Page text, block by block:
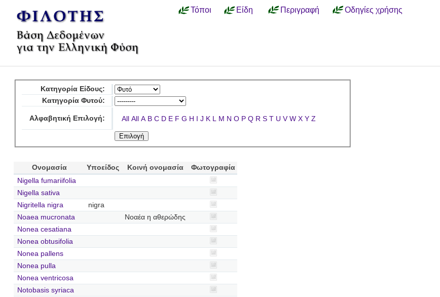
Τόποι Είδη Περιγραφή Οδηγίες χρήσης
Κατηγορία Είδους:
Κατηγορία Φυτού:
Αλφαβητική Επιλογή: All All A B C D E F G H I J K L M N O P Q R S T U V W X Y Z
Ονομασία Υποείδος Κοινή ονομασία
Φωτογραφία
Nigella fumariifolia
Nigella sativa
Nigritella nigra
nigra
Noaea mucronata
Νοαέα η αθερώδης
Nonea cesatiana
Nonea obtusifolia
Nonea pallens
Nonea pulla
Nonea ventricosa
Notobasis syriaca